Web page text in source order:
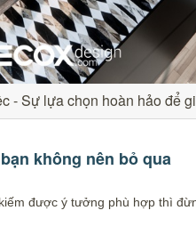
- Sự lựa chọn hoàn hảo để
không nên bỏ qua
được ý tưởng phù hợp thì